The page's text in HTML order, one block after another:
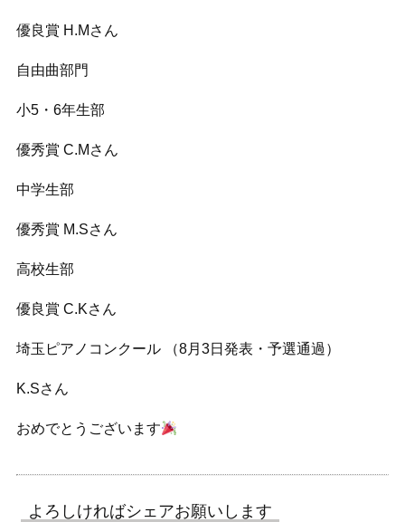
優良賞 H.Mさん
自由曲部門
小5・6年生部
優秀賞 C.Mさん
中学生部
優秀賞 M.Sさん
高校生部
優良賞 C.Kさん
埼玉ピアノコンクール （8月3日発表・予選通過）
K.Sさん
おめでとうございます
よろしければシェアお願いします